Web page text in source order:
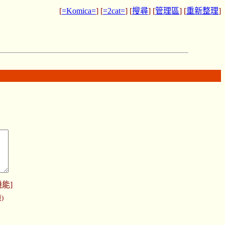
[=Komica=] [=2cat=] [搜尋] [管理區] [重新整理]
能]
)